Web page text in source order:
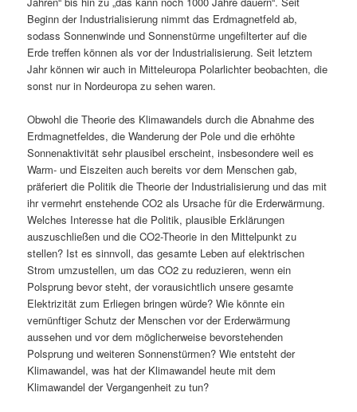
Beginn der Industrialisierung nimmt das Erdmagnetfeld ab,
sodass Sonnenwinde und Sonnenstürme ungefilterter auf die
Erde treffen können als vor der Industrialisierung. Seit letztem
Jahr können wir auch in Mitteleuropa Polarlichter beobachten, die
sonst nur in Nordeuropa zu sehen waren.
Obwohl die Theorie des Klimawandels durch die Abnahme des
Erdmagnetfeldes, die Wanderung der Pole und die erhöhte
Sonnenaktivität sehr plausibel erscheint, insbesondere weil es
Warm- und Eiszeiten auch bereits vor dem Menschen gab,
präferiert die Politik die Theorie der Industrialisierung und das mit
ihr vermehrt enstehende CO2 als Ursache für die Erderwärmung.
Welches Interesse hat die Politik, plausible Erklärungen
auszuschließen und die CO2-Theorie in den Mittelpunkt zu
stellen? Ist es sinnvoll, das gesamte Leben auf elektrischen
Strom umzustellen, um das CO2 zu reduzieren, wenn ein
Polsprung bevor steht, der vorausichtlich unsere gesamte
Elektrizität zum Erliegen bringen würde? Wie könnte ein
vernünftiger Schutz der Menschen vor der Erderwärmung
aussehen und vor dem möglicherweise bevorstehenden
Polsprung und weiteren Sonnenstürmen? Wie entsteht der
Klimawandel, was hat der Klimawandel heute mit dem
Klimawandel der Vergangenheit zu tun?